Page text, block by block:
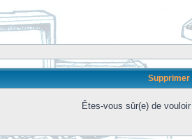
Supprimer
Êtes-vous sûr(e) de